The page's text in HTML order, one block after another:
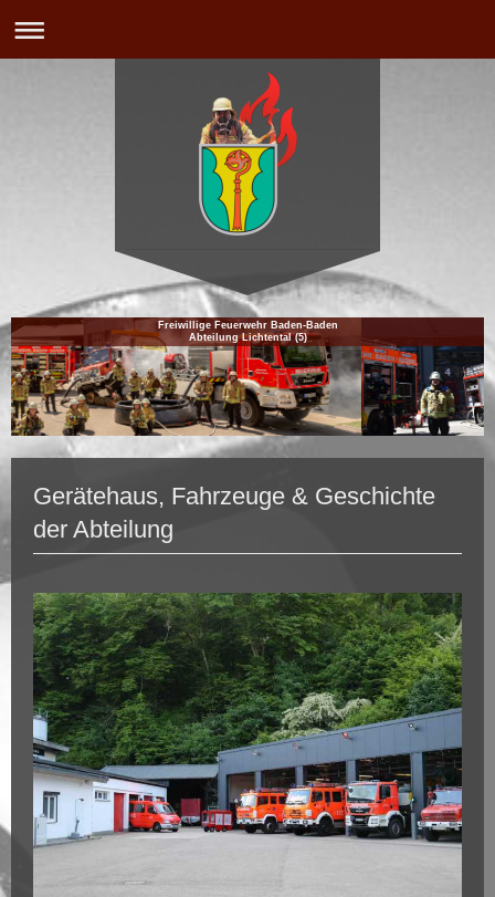
Freiwillige Feuerwehr Baden-Baden
Abteilung Lichtental (5)
Gerätehaus, Fahrzeuge & Geschichte
der Abteilung